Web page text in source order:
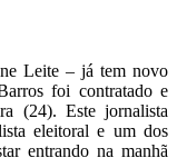
Leite – já tem novo
foi contratado e
(24). Este jornalista
eleitoral e um dos
entrando na manhã